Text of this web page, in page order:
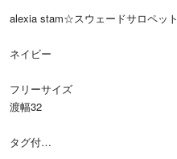
alexia stam☆スウェードサロペット
ネイビー
フリーサイズ
渡幅32
タグ付